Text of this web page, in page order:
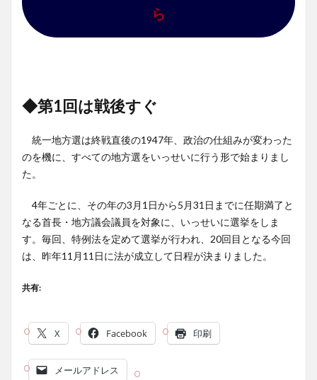
ら
◆第1回は戦後すぐ
統一地方選は終戦直後の1947年、政治の仕組みが変わった
のを機に、すべての地方選をいっせいに行う形で始まりまし
た。
4年ごとに、その年の3月1日から5月31日までに任期満了と
なる首長・地方議会議員を対象に、いっせいに選挙をしま
す。毎回、特例法を定めて選挙が行われ、20回目となる今回
は、昨年11月11日に法が成立して日程が決まりました。
共有:
X Facebook 印刷
メールアドレス